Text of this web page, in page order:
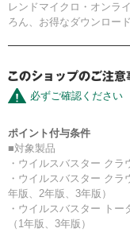
レンドマイクロ・オンラ
ろん、お得なダウンロー
必ずご確認ください
ポイント付与条件
■対象製品
・ウイルスバスター クラ
・ウイルスバスター ク
年版、2年版、3年版）
・ウイルスバスター ト
（1年版、3年版）